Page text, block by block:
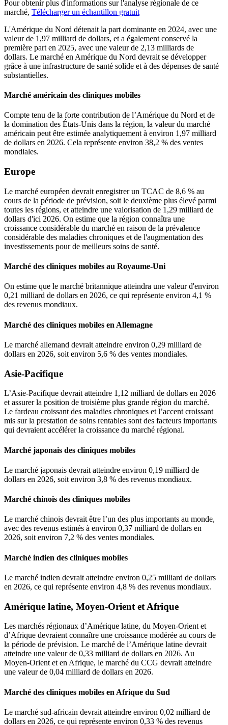
Pour obtenir plus d'informations sur l'analyse régionale de ce
marché, Télécharger un échantillon gratuit
L'Amérique du Nord détenait la part dominante en 2024, avec une
valeur de 1,97 milliard de dollars, et a également conservé la
première part en 2025, avec une valeur de 2,13 milliards de
dollars. Le marché en Amérique du Nord devrait se développer
grâce à une infrastructure de santé solide et à des dépenses de santé
substantielles.
Marché américain des cliniques mobiles
Compte tenu de la forte contribution de l’Amérique du Nord et de
la domination des États-Unis dans la région, la valeur du marché
américain peut être estimée analytiquement à environ 1,97 milliard
de dollars en 2026. Cela représente environ 38,2 % des ventes
mondiales.
Europe
Le marché européen devrait enregistrer un TCAC de 8,6 % au
cours de la période de prévision, soit le deuxième plus élevé parmi
toutes les régions, et atteindre une valorisation de 1,29 milliard de
dollars d'ici 2026. On estime que la région connaîtra une
croissance considérable du marché en raison de la prévalence
considérable des maladies chroniques et de l'augmentation des
investissements pour de meilleurs soins de santé.
Marché des cliniques mobiles au Royaume-Uni
On estime que le marché britannique atteindra une valeur d'environ
0,21 milliard de dollars en 2026, ce qui représente environ 4,1 %
des revenus mondiaux.
Marché des cliniques mobiles en Allemagne
Le marché allemand devrait atteindre environ 0,29 milliard de
dollars en 2026, soit environ 5,6 % des ventes mondiales.
Asie-Pacifique
L’Asie-Pacifique devrait atteindre 1,12 milliard de dollars en 2026
et assurer la position de troisième plus grande région du marché.
Le fardeau croissant des maladies chroniques et l’accent croissant
mis sur la prestation de soins rentables sont des facteurs importants
qui devraient accélérer la croissance du marché régional.
Marché japonais des cliniques mobiles
Le marché japonais devrait atteindre environ 0,19 milliard de
dollars en 2026, soit environ 3,8 % des revenus mondiaux.
Marché chinois des cliniques mobiles
Le marché chinois devrait être l’un des plus importants au monde,
avec des revenus estimés à environ 0,37 milliard de dollars en
2026, soit environ 7,2 % des ventes mondiales.
Marché indien des cliniques mobiles
Le marché indien devrait atteindre environ 0,25 milliard de dollars
en 2026, ce qui représente environ 4,8 % des revenus mondiaux.
Amérique latine, Moyen-Orient et Afrique
Les marchés régionaux d’Amérique latine, du Moyen-Orient et
d’Afrique devraient connaître une croissance modérée au cours de
la période de prévision. Le marché de l’Amérique latine devrait
atteindre une valeur de 0,33 milliard de dollars en 2026. Au
Moyen-Orient et en Afrique, le marché du CCG devrait atteindre
une valeur de 0,04 milliard de dollars en 2026.
Marché des cliniques mobiles en Afrique du Sud
Le marché sud-africain devrait atteindre environ 0,02 milliard de
dollars en 2026, ce qui représente environ 0,33 % des revenus